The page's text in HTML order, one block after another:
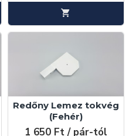
Redőny Lemez tokvég
(Fehér)
1 650 Ft / pár-tól